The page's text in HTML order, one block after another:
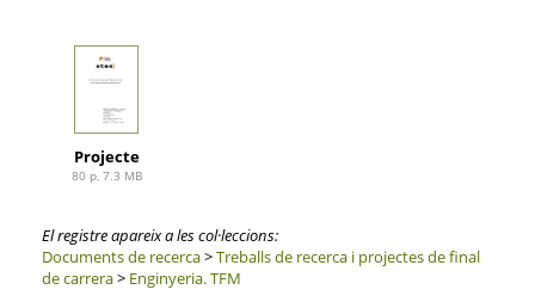
Projecte
80 p, 7.3 MB
El registre apareix a les col·leccions:
Documents de recerca>Treballs de recerca i projectes de final
de carrera> Enginyeria. TFM